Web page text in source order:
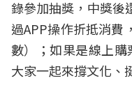
錄參加抽獎，中獎後
過APP操作折抵消費
數）；如果是線上購
大家一起來撐文化、